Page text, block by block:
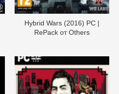
Hybrid Wars (2016) PC |
RePack от Others